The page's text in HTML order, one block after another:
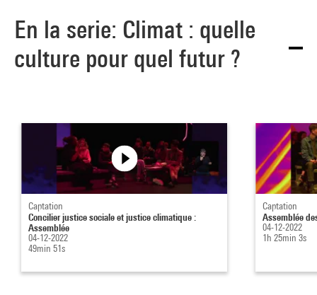
En la serie: Climat : quelle
culture pour quel futur ?
Captation
Concilier justice sociale et justice climatique :
Assemblée
04-12-2022
49min 51s
Captation
Assemblée
04-12-2022
1h 25min 3s